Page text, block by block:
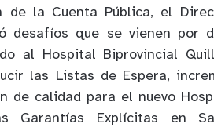
de la Cuenta Pública, el
desafíos que se vienen por
al Hospital Biprovincial
las Listas de Espera,
de calidad para el nuevo
Garantías Explícitas en